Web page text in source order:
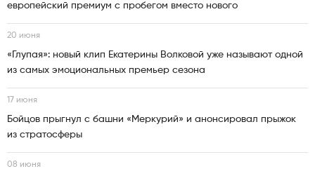
европейский премиум с пробегом вместо нового
20 июня
«Глупая»: новый клип Екатерины Волковой уже называют одной
из самых эмоциональных премьер сезона
17 июня
Бойцов прыгнул с башни «Меркурий» и анонсировал прыжок
из стратосферы
08 июня